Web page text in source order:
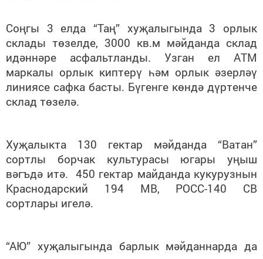
Соңгы 3 елда “Таң” хуҗалыгында 3 орлык
склады төзелде, 3000 кв.м мәйданда склад
идәннәре асфальтланды. Узган ел АТМ
маркалы орлык киптерү һәм орлык әзерләү
линиясе сафка басты. Бүгенге көндә дүртенче
склад төзелә.
Хуҗалыкта 130 гектар мәйданда “Ватан”
сортлы борчак культурасы югары уңыш
вәгъдә итә. 450 гектар майданда кукурузнын
Краснодарский 194 МВ, РОСС-140 СВ
сортлары игелә.
“АЮ” хуҗалыгында барлык мәйданнарда да